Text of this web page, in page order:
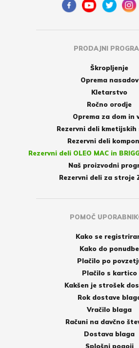
PRODAJNI
Škropljenje
Oprema nasadov
Kletarstvo
Ročno orodje
Oprema za dom in
Rezervni deli
Rezervni deli
Rezervni deli OLEO MAC in
Naš proizvodni
Rezervni deli za stroje
POMOČ
Kako se
Kako do ponudbe
Plačilo po
Plačilo s kartico
Kakšen je strošek
Rok dostave
Vračilo blaga
Računi na davčno
Dostava blaga
Splošni pogoji